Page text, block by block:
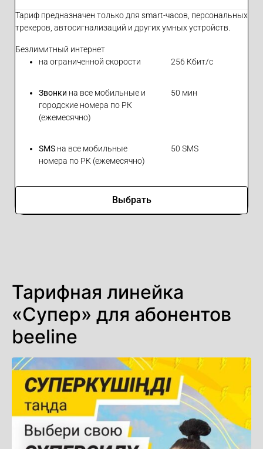
Тариф предназначен только для smart-часов, персональных
трекеров, автосигнализаций и других умных устройств.
Безлимитный интернет
на ограниченной скорости
256 Кбит/с
Звонки на все мобильные и
городские номера по РК
(ежемесячно)
50 мин
SMS на все мобильные
номера по РК (ежемесячно)
50 SMS
Выбрать
Тарифная линейка
«Супер» для абонентов
beeline